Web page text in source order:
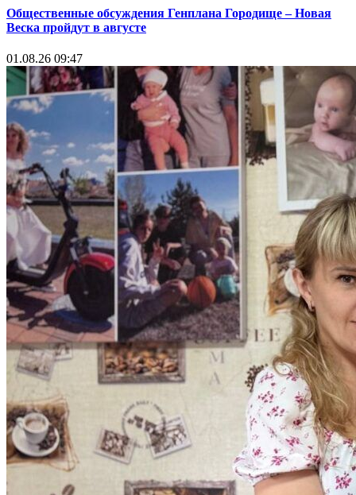
Общественные обсуждения Генплана Городище – Новая
Веска пройдут в августе
01.08.26 09:47